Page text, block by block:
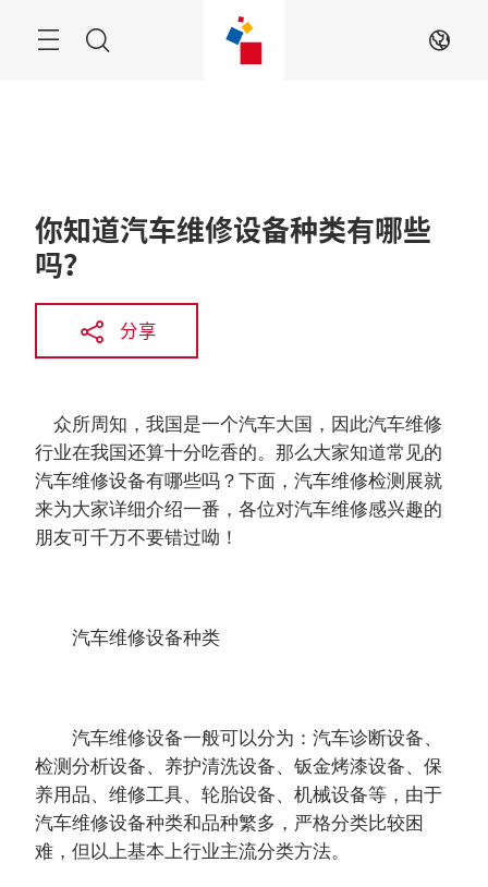
菜
ZH
你知道汽车维修设备种类有哪些
吗？
分享
众所周知，我国是一个汽车大国，因此汽车维修
行业在我国还算十分吃香的。那么大家知道常见的
汽车维修设备有哪些吗？下面，汽车维修检测展就
来为大家详细介绍一番，各位对汽车维修感兴趣的
朋友可千万不要错过呦！
汽车维修设备种类
汽车维修设备一般可以分为：汽车诊断设备、
检测分析设备、养护清洗设备、钣金烤漆设备、保
养用品、维修工具、轮胎设备、机械设备等，由于
汽车维修设备种类和品种繁多，严格分类比较困
难，但以上基本上行业主流分类方法。